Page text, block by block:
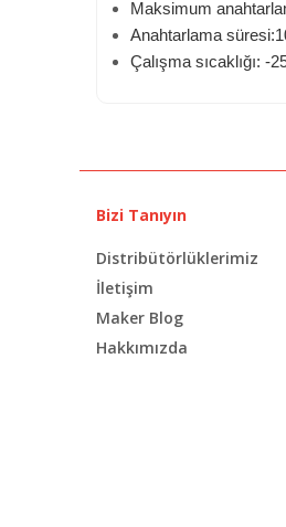
Maksimum
Anahtarlama
Çalışma sıcaklığı: -
Bizi Tanıyın
Distribütörlüklerimiz
İletişim
Maker Blog
Hakkımızda